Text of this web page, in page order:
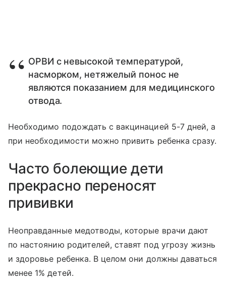
ОРВИ с невысокой температурой,
насморком, нетяжелый понос не
являются показанием для медицинского
отвода.
Необходимо подождать с вакцинацией 5-7 дней, а
при необходимости можно привить ребенка сразу.
Часто болеющие дети
прекрасно переносят
прививки
Неоправданные медотводы, которые врачи дают
по настоянию родителей, ставят под угрозу жизнь
и здоровье ребенка. В целом они должны даваться
менее 1% детей.